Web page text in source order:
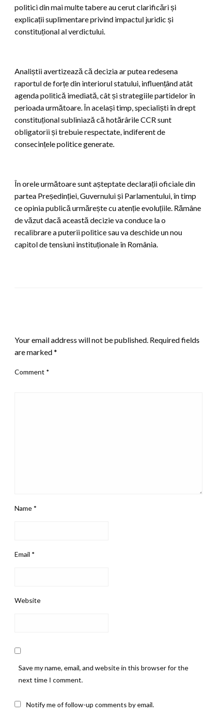
politici din mai multe tabere au cerut clarificări și
explicații suplimentare privind impactul juridic și
constituțional al verdictului.
Analiștii avertizează că decizia ar putea redesena
raportul de forțe din interiorul statului, influențând atât
agenda politică imediată, cât și strategiile partidelor în
perioada următoare. În același timp, specialiști în drept
constituțional subliniază că hotărârile CCR sunt
obligatorii și trebuie respectate, indiferent de
consecințele politice generate.
În orele următoare sunt așteptate declarații oficiale din
partea Președinției, Guvernului și Parlamentului, în timp
ce opinia publică urmărește cu atenție evoluțiile. Rămâne
de văzut dacă această decizie va conduce la o
recalibrare a puterii politice sau va deschide un nou
capitol de tensiuni instituționale în România.
Your email address will not be published. Required fields
are marked*
Comment *
Name *
Email *
Website
Save my name, email, and website in this browser for the
next time I comment.
Notify me of follow-up comments by email.